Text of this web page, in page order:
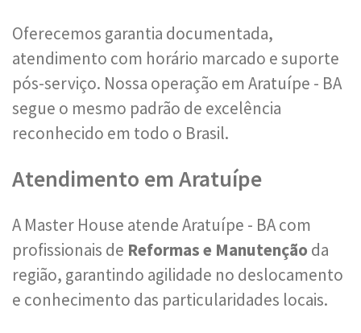
Oferecemos garantia documentada,
atendimento com horário marcado e suporte
pós-serviço. Nossa operação em Aratuípe - BA
segue o mesmo padrão de excelência
reconhecido em todo o Brasil.
Atendimento em Aratuípe
A Master House atende Aratuípe - BA com
profissionais de Reformas e Manutenção da
região, garantindo agilidade no deslocamento
e conhecimento das particularidades locais.